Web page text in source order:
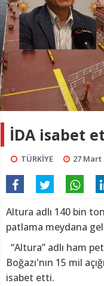
İDA isabet
TÜRKİYE 27 Mart
Altura adlı 140 bin
patlama meydana
“Altura” adlı ham
Boğazı'nın 15 mil
isabet etti.